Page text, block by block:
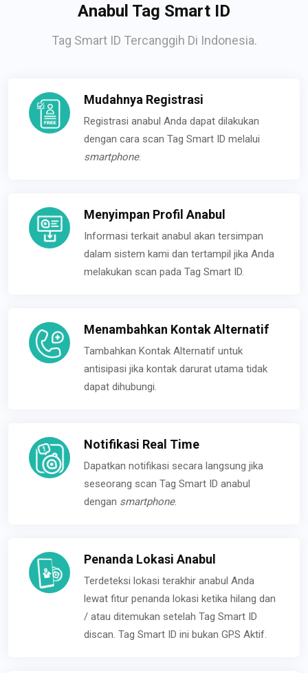
Anabul Tag Smart ID
Tag Smart ID Tercanggih Di Indonesia.
Mudahnya Registrasi
Registrasi anabul Anda dapat dilakukan
dengan cara scan Tag Smart ID melalui
smartphone.
Menyimpan Profil Anabul
Informasi terkait anabul akan tersimpan
dalam sistem kami dan tertampil jika Anda
melakukan scan pada Tag Smart ID.
Menambahkan Kontak Alternatif
Tambahkan Kontak Alternatif untuk
antisipasi jika kontak darurat utama tidak
dapat dihubungi.
Notifikasi Real Time
Dapatkan notifikasi secara langsung jika
seseorang scan Tag Smart ID anabul
dengan smartphone.
Penanda Lokasi Anabul
Terdeteksi lokasi terakhir anabul Anda
lewat fitur penanda lokasi ketika hilang dan
/ atau ditemukan setelah Tag Smart ID
discan. Tag Smart ID ini bukan GPS Aktif.